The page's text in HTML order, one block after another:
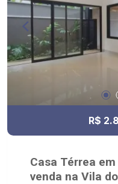
R$
Casa Térrea
venda na Vila